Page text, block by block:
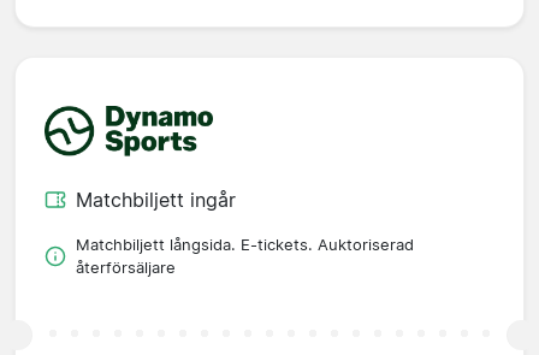
Matchbiljett ingår
Matchbiljett långsida. E-tickets. Auktoriserad
återförsäljare